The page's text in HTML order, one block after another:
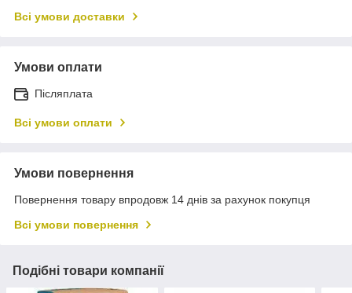
Всі умови доставки
Умови оплати
Післяплата
Всі умови оплати
Умови повернення
Повернення товару впродовж 14 днів за рахунок покупця
Всі умови повернення
Подібні товари компанії